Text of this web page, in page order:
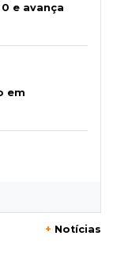
e avança
em
+ Notícias